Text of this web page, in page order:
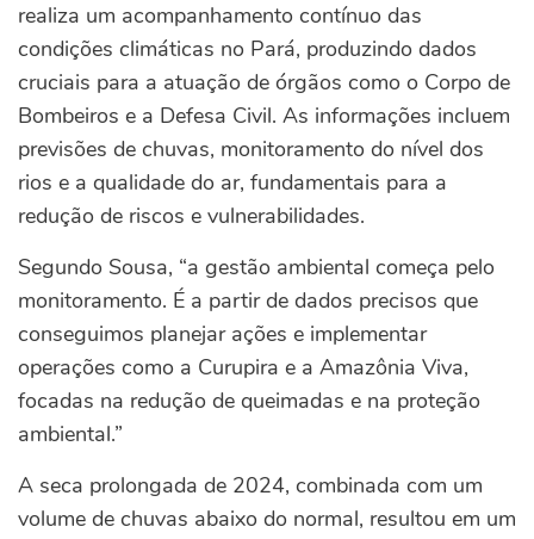
realiza um acompanhamento contínuo das
condições climáticas no Pará, produzindo dados
cruciais para a atuação de órgãos como o Corpo de
Bombeiros e a Defesa Civil. As informações incluem
previsões de chuvas, monitoramento do nível dos
rios e a qualidade do ar, fundamentais para a
redução de riscos e vulnerabilidades.
Segundo Sousa, “a gestão ambiental começa pelo
monitoramento. É a partir de dados precisos que
conseguimos planejar ações e implementar
operações como a Curupira e a Amazônia Viva,
focadas na redução de queimadas e na proteção
ambiental.”
A seca prolongada de 2024, combinada com um
volume de chuvas abaixo do normal, resultou em um